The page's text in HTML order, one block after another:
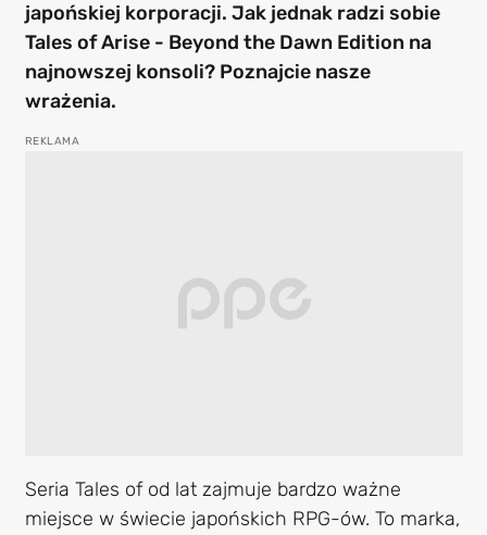
japońskiej korporacji. Jak jednak radzi sobie
Tales of Arise - Beyond the Dawn Edition na
najnowszej konsoli? Poznajcie nasze
wrażenia.
Seria Tales of od lat zajmuje bardzo ważne
miejsce w świecie japońskich RPG-ów. To marka,